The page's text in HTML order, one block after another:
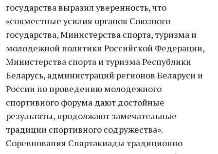
государства выразил уверенность, что
«совместные усилия органов Союзного
государства, Министерства спорта, туризма и
молодежной политики Российской Федерации,
Министерства спорта и туризма Республики
Беларусь, администраций регионов Беларуси и
России по проведению молодежного
спортивного форума дают достойные
результаты, продолжают замечательные
традиции спортивного содружества».
Соревнования Спартакиады традиционно